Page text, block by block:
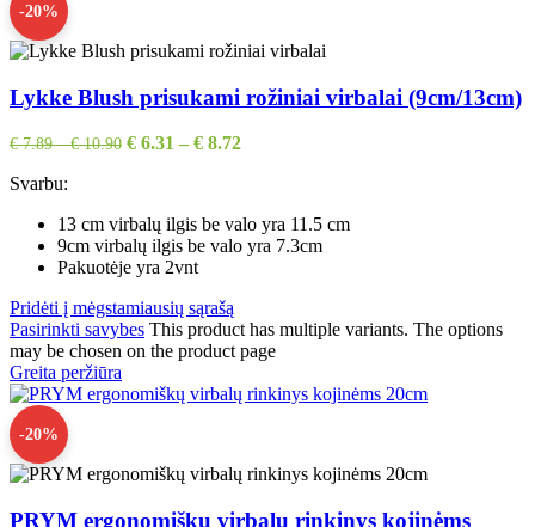
-20%
Lykke Blush prisukami rožiniai virbalai (9cm/13cm)
€7.89–€10.90 € 6.31 – € 8.72
Svarbu:
13 cm virbalų ilgis be valo yra 11.5 cm
9cm virbalų ilgis be valo yra 7.3cm
Pakuotėje yra 2vnt
Pridėti į mėgstamiausių sąrašą
Pasirinkti savybes This product has multiple variants. The options
may be chosen on the product page
Greita peržiūra
-20%
PRYM ergonomiškų virbalų rinkinys kojinėms